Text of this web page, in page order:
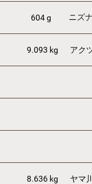
604 g ニズ
9.093 kg アク
8.636 kg ヤマ